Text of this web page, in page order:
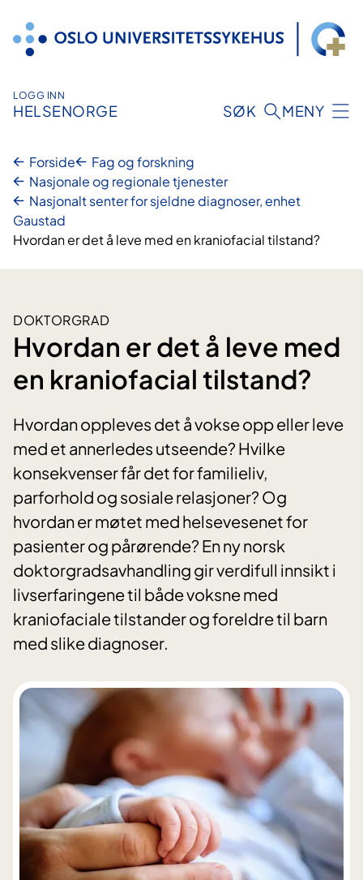
innhold
LOGG INN
HELSENORGE SØK MENY
Forside
Fag og forskning
Nasjonale og regionale tjenester
Nasjonalt senter for sjeldne diagnoser, enhet
Gaustad
Hvordan er det å leve med en kraniofacial tilstand?
DOKTORGRAD
Hvordan er det å leve med
en kraniofacial tilstand?
Hvordan oppleves det å vokse opp eller leve
med et annerledes utseende? Hvilke
konsekvenser får det for familieliv,
parforhold og sosiale relasjoner? Og
hvordan er møtet med helsevesenet for
pasienter og pårørende? En ny norsk
doktorgradsavhandling gir verdifull innsikt i
livserfaringene til både voksne med
kraniofaciale tilstander og foreldre til barn
med slike diagnoser.